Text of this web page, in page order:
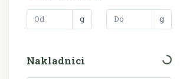
g g
Nakladnici